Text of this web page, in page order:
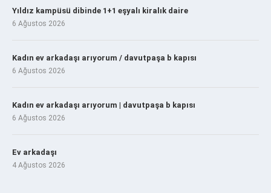
Yıldız kampüsü dibinde 1+1 eşyalı kiralık daire
6 Ağustos 2026
Kadın ev arkadaşı arıyorum / davutpaşa b kapısı
6 Ağustos 2026
Kadın ev arkadaşı arıyorum | davutpaşa b kapısı
6 Ağustos 2026
Ev arkadaşı
4 Ağustos 2026